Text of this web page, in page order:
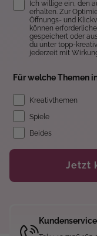
Einwilligung
Ich willige ein, den
erhalten. Zur
Öffnungs- und
können
gespeichert oder
du unter topp-
jederzeit mit
Für welche Themen
Kreativthemen
Spiele
Beides
Jetzt
Kundenservice